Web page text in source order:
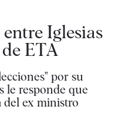
Iglesias
ETA
por su
le responde que
del ex ministro